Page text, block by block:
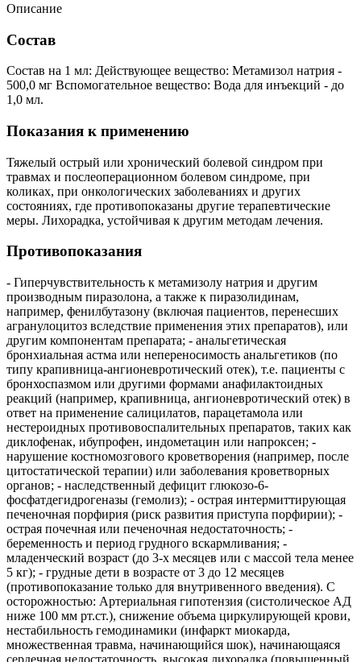
Описание
Состав
Состав на 1 мл: Действующее вещество: Метамизол натрия -
500,0 мг Вспомогательное вещество: Вода для инъекций - до
1,0 мл.
Показания к применению
Тяжелый острый или хронический болевой синдром при
травмах и послеоперационном болевом синдроме, при
коликах, при онкологических заболеваниях и других
состояниях, где противопоказаны другие терапевтические
меры. Лихорадка, устойчивая к другим методам лечения.
Противопоказания
- Гиперчувствительность к метамизолу натрия и другим
производным пиразолона, а также к пиразолидинам,
например, фенилбутазону (включая пациентов, перенесших
агранулоцитоз вследствие применения этих препаратов), или
другим компонентам препарата; - анальгетическая
бронхиальная астма или непереносимость анальгетиков (по
типу крапивница-ангионевротический отек), т.е. пациенты с
бронхоспазмом или другими формами анафилактоидных
реакций (например, крапивница, ангионевротический отек) в
ответ на применение салицилатов, парацетамола или
нестероидных противовоспалительных препаратов, таких как
диклофенак, ибупрофен, индометацин или напроксен; -
нарушение костномозгового кроветворения (например, после
цитостатической терапии) или заболевания кроветворных
органов; - наследственный дефицит глюкозо-6-
фосфатдегидрогеназы (гемолиз); - острая интермиттирующая
печеночная порфирия (риск развития приступа порфирии); -
острая почечная или печеночная недостаточность; -
беременность и период грудного вскармливания; -
младенческий возраст (до 3-х месяцев или с массой тела менее
5 кг); - грудные дети в возрасте от 3 до 12 месяцев
(противопоказание только для внутривенного введения). С
осторожностью: Артериальная гипотензия (систолическое АД
ниже 100 мм рт.ст.), снижение объема циркулирующей крови,
нестабильность гемодинамики (инфаркт миокарда,
множественная травма, начинающийся шок), начинающаяся